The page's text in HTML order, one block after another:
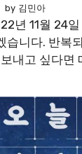
by 김민아
년 11월 24
습니다. 반복
내고 싶다면